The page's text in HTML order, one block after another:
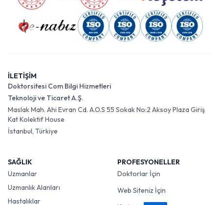
İLETİŞİM
Doktorsitesi Com Bilgi Hizmetleri
Teknoloji ve Ticaret A.Ş.
Maslak Mah. Ahi Evran Cd. A.O.S 55 Sokak No:2 Aksoy Plaza Giriş
Kat Kolektif House
İstanbul, Türkiye
SAĞLIK
Uzmanlar
Uzmanlık Alanları
Hastalıklar
PROFESYONELLER
Doktorlar İçin
Web Siteniz İçin